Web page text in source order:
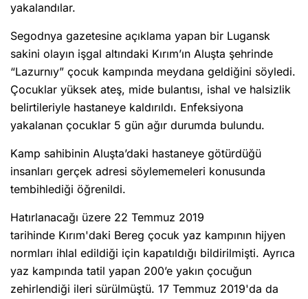
yakalandılar.
Segodnya gazetesine açıklama yapan bir Lugansk
sakini olayın işgal altındaki Kırım’ın Aluşta şehrinde
“Lazurnıy” çocuk kampında meydana geldiğini söyledi.
Çocuklar yüksek ateş, mide bulantısı, ishal ve halsizlik
belirtileriyle hastaneye kaldırıldı. Enfeksiyona
yakalanan çocuklar 5 gün ağır durumda bulundu.
Kamp sahibinin Aluşta’daki hastaneye götürdüğü
insanları gerçek adresi söylememeleri konusunda
tembihlediği öğrenildi.
Hatırlanacağı üzere 22 Temmuz 2019
tarihinde Kırım'daki Bereg çocuk yaz kampının hijyen
normları ihlal edildiği için kapatıldığı bildirilmişti. Ayrıca
yaz kampında tatil yapan 200’e yakın çocuğun
zehirlendiği ileri sürülmüştü. 17 Temmuz 2019'da da